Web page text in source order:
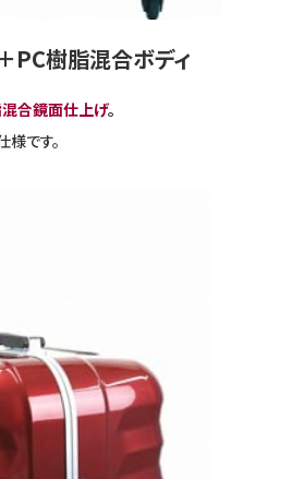
PC樹脂混合ボディ
合鏡面仕上げ。
様です。